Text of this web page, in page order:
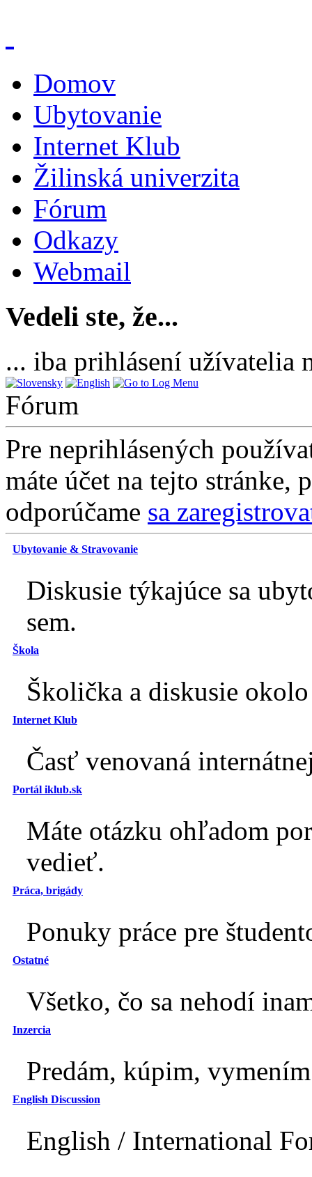
Domov
Ubytovanie
Internet Klub
Žilinská univerzita
Fórum
Odkazy
Webmail
Vedeli ste, že...
... iba prihlásení užívatelia
Fórum
Pre neprihlásených
máte účet na tejto stránke,
odporúčame sa
Ubytovanie & Stravovanie
Diskusie týkajúce sa
sem.
Škola
Školička a diskusie
Internet Klub
Časť venovaná
Portál iklub.sk
Máte otázku ohľadom
vedieť.
Práca, brigády
Ponuky práce pre
Ostatné
Všetko, čo sa nehodí
Inzercia
Predám, kúpim,
English Discussion
English / International